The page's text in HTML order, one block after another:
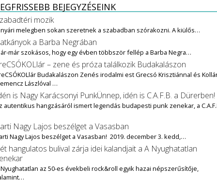
BEJEGYZÉSEINK
mozik
melegben sokan szeretnek a szabadban szórakozni. A kiülős…
a Barba Negrában
már szokásos, hogy egy évben többször fellép a Barba Negra…
– zene és próza találkozik Budakalászon
Budakalászon Zenés irodalmi est Grecsó Krisztiánnal és
Lászlóval …
is Nagy Karácsonyi PunkÜnnep, idén is C.A.F.B. a Dürerben!
autentikus hangzásáról ismert legendás budapesti punk zenekar, a
Nagy Lajos beszélget a Vasasban
Nagy Lajos beszélget a Vasasban! 2019. december 3. kedd,…
hangulatos bulival zárja idei kalandjait a A Nyughatatlan
az 50-es évekbeli rock&roll egyik hazai népszerűsítője,